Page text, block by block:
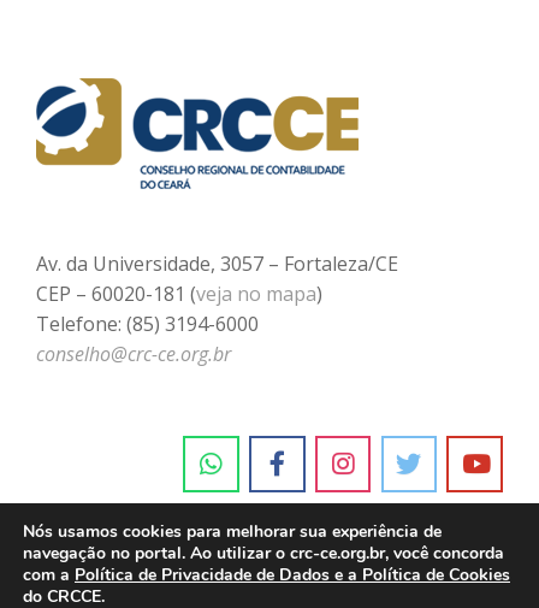
Av. da Universidade, 3057 – Fortaleza/CE
CEP – 60020-181 (veja no mapa)
Telefone: (85) 3194-6000
conselho@crc-ce.org.br
Nós usamos cookies para melhorar sua experiência de
navegação no portal. Ao utilizar o crc-ce.org.br, você concorda
com a Política de Privacidade de Dados e a Política de Cookies
do CRCCE.